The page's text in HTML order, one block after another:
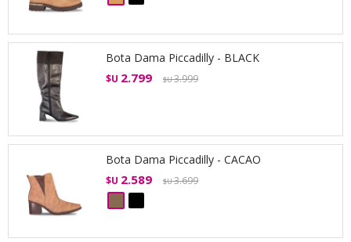
Bota Dama Piccadilly - BLACK
$U 2.799 $U3.999
Bota Dama Piccadilly - CACAO
$U 2.589 $U3.699